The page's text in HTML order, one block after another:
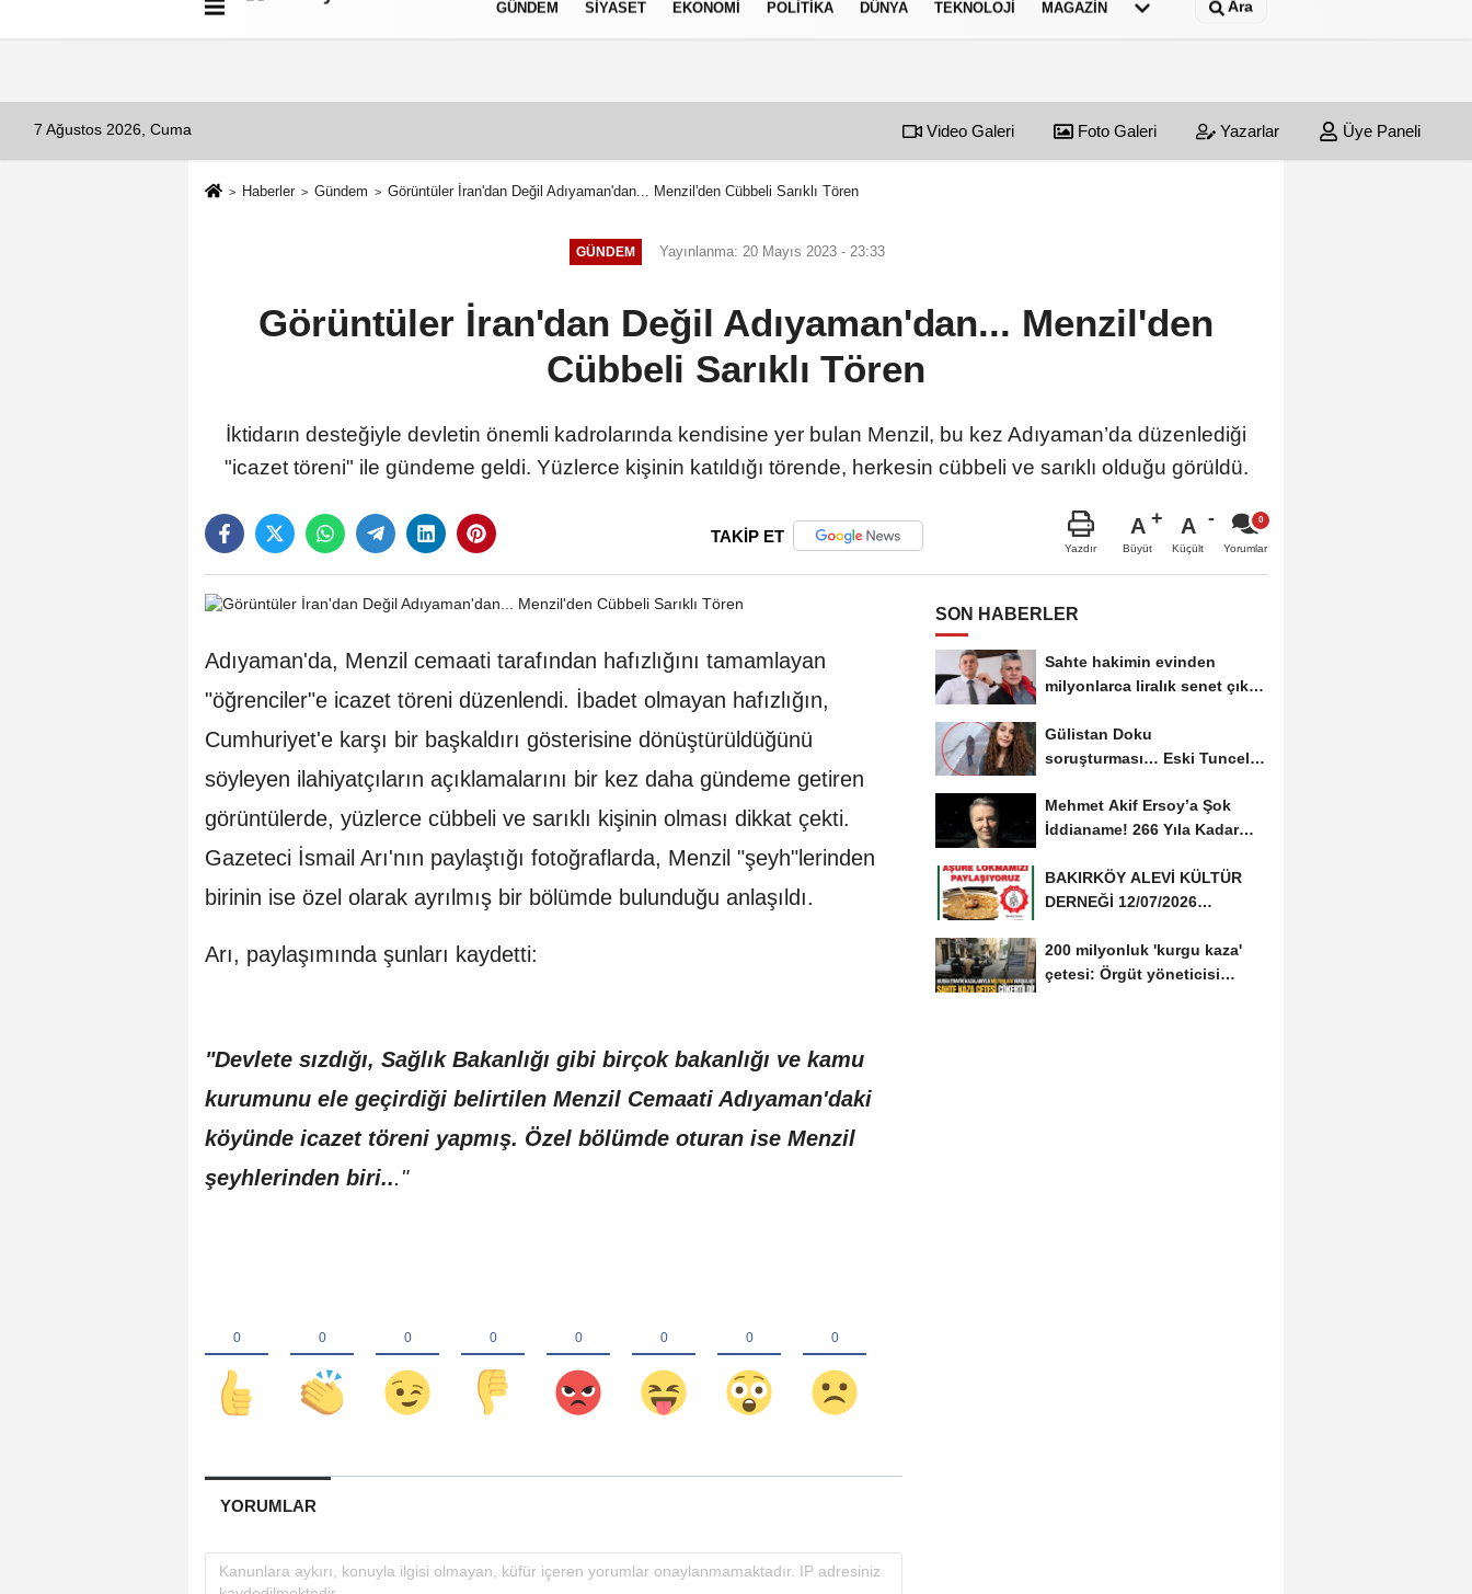
Künye
GÜNDEM SIYASET EKONOMI POLITIKA DÜNYA TEKNOLOJI MAGAZIN Ara
7 Ağustos 2026, Cuma Video Galeri Foto Galeri Yazarlar Üye Paneli
Haberler Gündem Görüntüler İran'dan Değil Adıyaman'dan... Menzil'den Cübbeli Sarıklı Tören
GÜNDEM Yayınlanma: 20 Mayıs 2023 - 23:33
Görüntüler İran'dan Değil Adıyaman'dan... Menzil'den
Cübbeli Sarıklı Tören
İktidarın desteğiyle devletin önemli kadrolarında kendisine yer bulan Menzil, bu kez Adıyaman’da düzenlediği
"icazet töreni" ile gündeme geldi. Yüzlerce kişinin katıldığı törende, herkesin cübbeli ve sarıklı olduğu görüldü.
TAKİP ET
Yazdır
A
Büyüt
A
Küçült Yorumlar
Adıyaman'da, Menzil cemaati tarafından hafızlığını tamamlayan
"öğrenciler"e icazet töreni düzenlendi. İbadet olmayan hafızlığın,
Cumhuriyet'e karşı bir başkaldırı gösterisine dönüştürüldüğünü
söyleyen ilahiyatçıların açıklamalarını bir kez daha gündeme getiren
görüntülerde, yüzlerce cübbeli ve sarıklı kişinin olması dikkat çekti.
Gazeteci İsmail Arı'nın paylaştığı fotoğraflarda, Menzil "şeyh"lerinden
birinin ise özel olarak ayrılmış bir bölümde bulunduğu anlaşıldı.
Arı, paylaşımında şunları kaydetti:
"Devlete sızdığı, Sağlık Bakanlığı gibi birçok bakanlığı ve kamu
kurumunu ele geçirdiği belirtilen Menzil Cemaati Adıyaman'daki
köyünde icazet töreni yapmış. Özel bölümde oturan ise Menzil
şeyhlerinden biri..."
YORUMLAR
SON HABERLER
Sahte hakimin evinden
milyonlarca liralık senet çıktı:
Gülistan Doku
soruşturması… Eski Tunceli
Mehmet Akif Ersoy’a Şok
İddianame! 266 Yıla Kadar
BAKIRKÖY ALEVİ KÜLTÜR
DERNEĞİ 12/07/2026
DAVETİNE...
200 milyonluk 'kurgu kaza'
çetesi: Örgüt yöneticisi